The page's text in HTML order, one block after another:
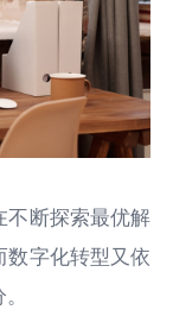
不断探索最优解
数字化转型⼜依